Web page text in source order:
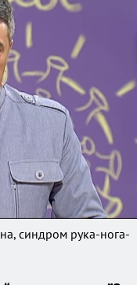
синдром рука-нога-